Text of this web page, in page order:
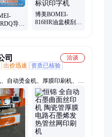
导管
工艺
博美BOMEI-
816HR油盅横刮滚
司
洽谈
出价迅速
资质已核验
自动烫金机、厚膜印刷机、
机、挂壁印刷机、HTCC印刷
印机